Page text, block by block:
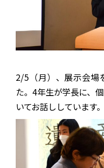
2/5（月）、展示会場
た。4年生が学長に、
いてお話ししています。